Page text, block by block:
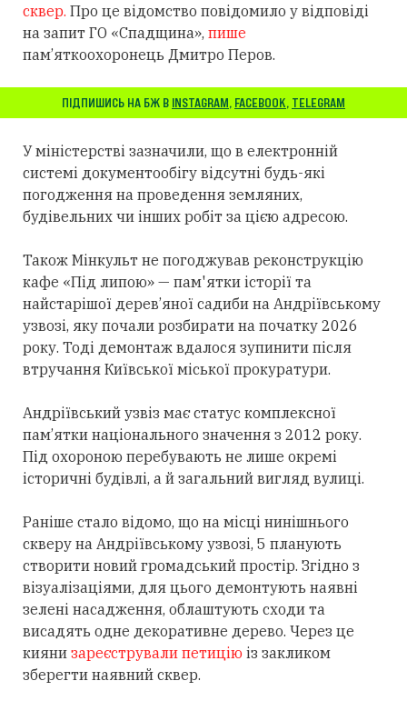
сквер. Про це відомство повідомило у відповіді
на запит ГО «Спадщина», пише
пам’яткоохоронець Дмитро Перов.
ПІДПИШИСЬ НА БЖ В INSTAGRAM, FACEBOOK, TELEGRAM
У міністерстві зазначили, що в електронній
системі документообігу відсутні будь-які
погодження на проведення земляних,
будівельних чи інших робіт за цією адресою.
Також Мінкульт не погоджував реконструкцію
кафе «Під липою» — пам'ятки історії та
найстарішої дерев’яної садиби на Андріївському
узвозі, яку почали розбирати на початку 2026
року. Тоді демонтаж вдалося зупинити після
втручання Київської міської прокуратури.
Андріївський узвіз має статус комплексної
пам’ятки національного значення з 2012 року.
Під охороною перебувають не лише окремі
історичні будівлі, а й загальний вигляд вулиці.
Раніше стало відомо, що на місці нинішнього
скверу на Андріївському узвозі, 5 планують
створити новий громадський простір. Згідно з
візуалізаціями, для цього демонтують наявні
зелені насадження, облаштують сходи та
висадять одне декоративне дерево. Через це
кияни зареєстрували петицію із закликом
зберегти наявний сквер.